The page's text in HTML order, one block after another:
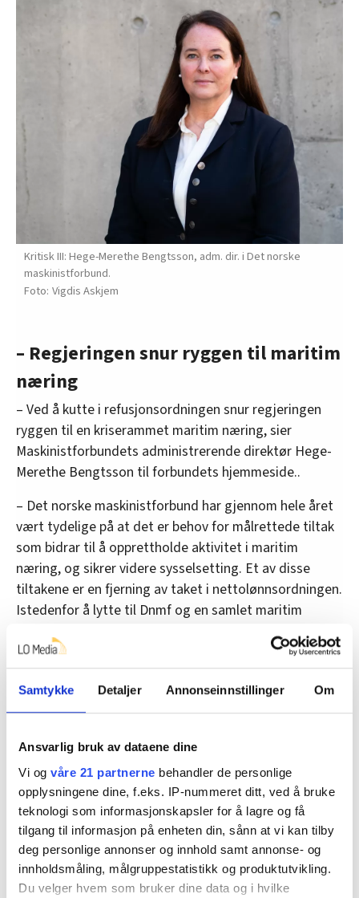
Samtykke Detaljer Annonseinnstillinger Om
Ansvarlig bruk av dataene dine
Vi og våre 21 partnerne behandler de personlige
opplysningene dine, f.eks. IP-nummeret ditt, ved å bruke
teknologi som informasjonskapsler for å lagre og få
tilgang til informasjon på enheten din, sånn at vi kan tilby
deg personlige annonser og innhold samt annonse- og
innholdsmåling, målgruppestatistikk og produktutvikling.
Du velger hvem som bruker dine data og i hvilke
Kritisk III: Hege-Merethe Bengtsson, adm. dir. i Det norske
maskinistforbund.
Vigdis Askjem
– Regjeringen snur ryggen til maritim
næring
– Ved å kutte i refusjonsordningen snur regjeringen
ryggen til en kriserammet maritim næring, sier
Maskinistforbundets administrerende direktør Hege-
Merethe Bengtsson til forbundets hjemmeside..
– Det norske maskinistforbund har gjennom hele året
vært tydelige på at det er behov for målrettede tiltak
som bidrar til å opprettholde aktivitet i maritim
næring, og sikrer videre sysselsetting. Et av disse
tiltakene er en fjerning av taket i nettolønnsordningen.
Istedenfor å lytte til Dnmf og en samlet maritim
næring snur regjeringen tvert på flisa, og tar midler
vekk fra rederiene som sysselsetter norske sjøfolk, og
svekker en ordning som har vært helt vital for norske
sjøfolk, sier Bengtsson.
realitetene og tatt inn over seg den alvorlige
situasjonen maritim næring befinner seg i. I et budsjett
der næringen sårt trenger ferske midler som bidrar til
aktivitet svarer regjeringen med å kutte. Det er helt
ubegripelig, sier administrerende Hege-Merethe
Bengtsson.